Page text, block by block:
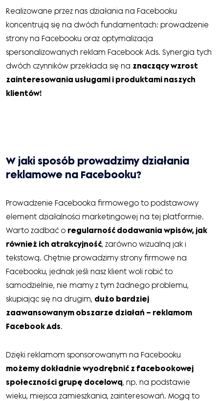
Realizowane przez nas działania na Facebooku
koncentrują się na dwóch fundamentach: prowadzenie
strony na Facebooku oraz optymalizacja
spersonalizowanych reklam Facebook Ads. Synergia tych
dwóch czynników przekłada się na znaczący wzrost
zainteresowania usługami i produktami naszych
klientów!
W jaki sposób prowadzimy działania
reklamowe na Facebooku?
Prowadzenie Facebooka firmowego to podstawowy
element działalności marketingowej na tej platformie.
Warto zadbać o regularność dodawania wpisów, jak
również ich atrakcyjność, zarówno wizualną jak i
tekstową. Chętnie prowadzimy strony firmowe na
Facebooku, jednak jeśli nasz klient woli robić to
samodzielnie, nie mamy z tym żadnego problemu,
skupiając się na drugim, dużo bardziej
zaawansowanym obszarze działań – reklamom
Facebook Ads.
Dzięki reklamom sponsorowanym na Facebooku
możemy dokładnie wyodrębnić z facebookowej
społeczności grupę docelową, np. na podstawie
wieku, miejsca zamieszkania, zainteresowań. Mogą to